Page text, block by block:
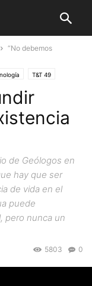
“No debemos
T&T 49
de Geólogos en
hay que ser
de vida en el
puede
pero nunca un
0
5803